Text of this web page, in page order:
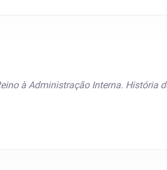
à Administração Interna. História